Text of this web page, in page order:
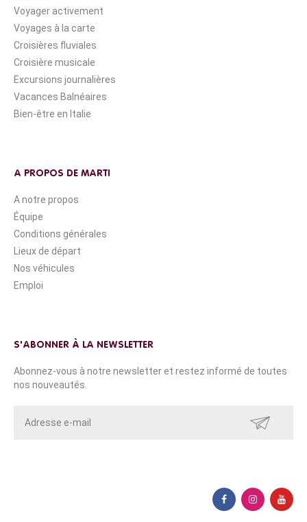
Voyager activement
Voyages à la carte
Croisières fluviales
Croisière musicale
Excursions journalières
Vacances Balnéaires
Bien-être en Italie
A PROPOS DE MARTI
A notre propos
Équipe
Conditions générales
Lieux de départ
Nos véhicules
Emploi
S'ABONNER À LA NEWSLETTER
Abonnez-vous à notre newsletter et restez informé de toutes
nos nouveautés.
ENVOYER